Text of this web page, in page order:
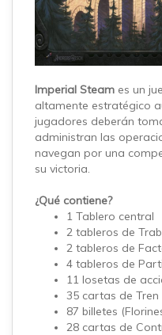
Imperial Steam es un
altamente estratégico
jugadores deberán
administran las
navegan por una
su victoria.
¿Qué contiene?
1 Tablero central
2 tableros de
2 tableros de
4 tableros de
11 losetas de
35 cartas de Tren
87 billetes
28 cartas de